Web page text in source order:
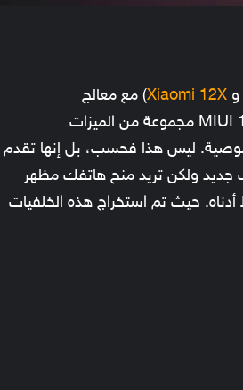
وXiaomi 12X) مع معالج
Snapdragon 8 Gen 1 الجديد، وتأتي معها واجهة MIUI 13. تقدم MIUI 13 مجموعة من الميزات
ليس هذا فحسب، بل إنها تقدم
جديد ولكن تريد منح هاتفك مظهر
أدناه. حيث تم استخراج هذه الخلفيات